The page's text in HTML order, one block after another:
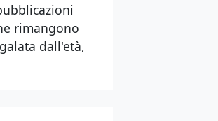
rimangono
dall'età,